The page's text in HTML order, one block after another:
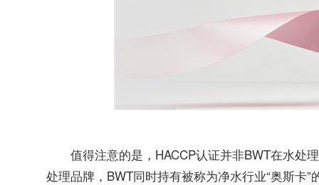
值得注意的是，HACCP认证并非BWT在水处
处理品牌，BWT同时持有被称为净水行业“奥斯卡